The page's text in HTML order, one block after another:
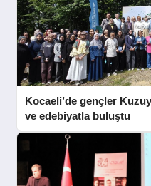
Kocaeli’de gençler
ve edebiyatla buluştu